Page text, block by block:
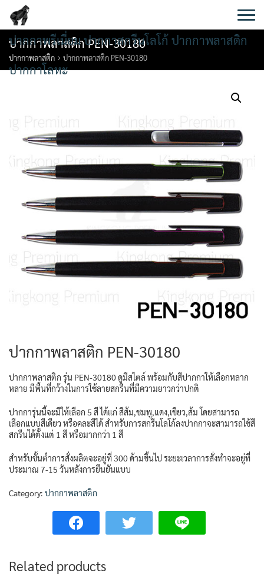
content
ปากกาพรีเมี่ยม ปากกาสกรีนโลโก้ ปากกาพลาสติก
ปากกาโลหะ
ปากกาพลาสติก PEN-30180
ปากกาพลาสติก ปากกาพลาสติก PEN-30180
ปากกาพลาสติก PEN-30180
ปากกาพลาสติก รุ่น PEN-30180 ดูมีสไตล์ พร้อมกับสีปากกาให้เลือกหลาก
หลาย มีพื้นที่กว้างในการใช้ลายสกรีนที่มีความยาวกว่าปกติ
ปากการุ่นนี้จะมีให้เลือก 5 สี ได้แก่ สีส้ม,ชมพู,แดง,เขียว,ส้ม โดยสามารถ
เลือกแบบสีเดียว หรือคละสีได้ สำหรับการสกรีนโลโก้ลงปากกาจะสามารถใช้สี
สกรีนได้ตั้งแต่ 1 สี หรือมากกว่า 1 สี
สำหรับขั้นต่ำการสั่งผลิตจะอยู่ที่ 300 ด้ามขึ้นไป ระยะเวลาการสั่งทำจะอยู่ที่
ประมาณ 7-15 วันหลังการยืนยันแบบ
Category: ปากกาพลาสติก
Related products